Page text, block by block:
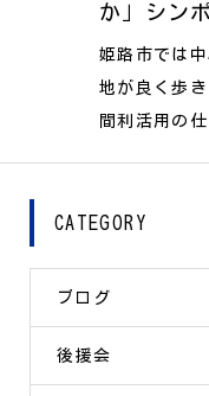
か」シン
姫路市では
地が良く歩
間利活用の
CATEGORY
ブログ
後援会